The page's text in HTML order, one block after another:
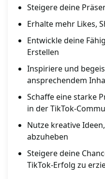
Steigere deine
Erhalte mehr Likes,
Entwickle deine
Erstellen
Inspiriere und
ansprechendem
Schaffe eine starke
in der TikTok-
Nutze kreative
abzuheben
Steigere deine
TikTok-Erfolg zu